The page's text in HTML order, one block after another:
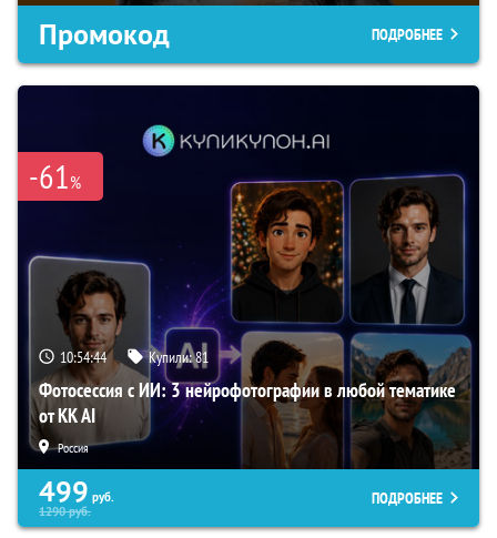
Промокод ПОДРОБНЕЕ
-61%
10:54:42 Купили:81
Фотосессия с ИИ: 3 нейрофотографии в любой тематике
от KK AI
Россия
499 руб.
1290руб.
ПОДРОБНЕЕ